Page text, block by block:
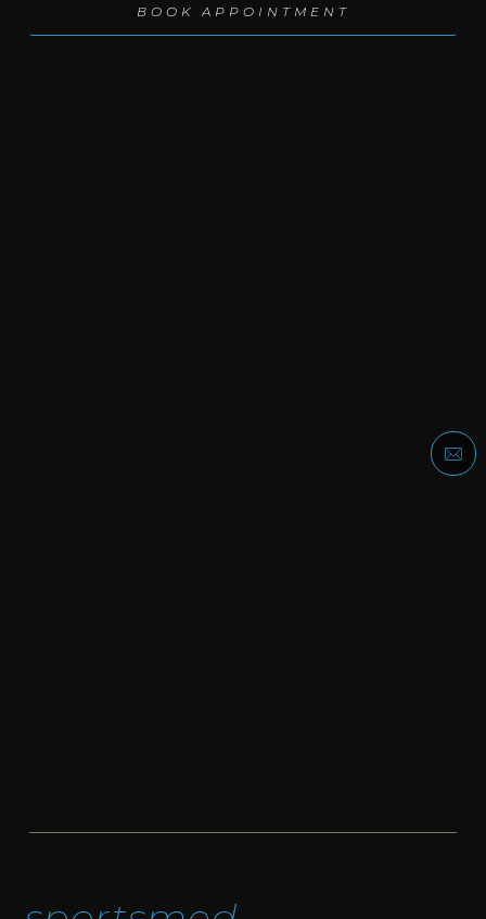
BOOK APPOINT­MENT